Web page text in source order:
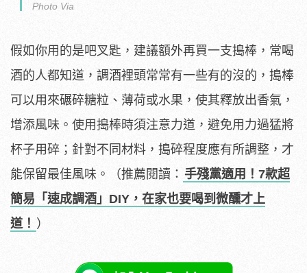
Photo Via
假如你用的是吧叉匙，建議額外再買一支搗棒，常喝
酒的人都知道，調酒裡頭常常有一些有的沒的，搗棒
可以用來碾碎糖粒、薄荷或水果，使其釋放出香氣，
增添風味。使用搗棒時須注意力道，避免用力過猛將
杯子用碎；針對不同材料，搗碎程度應有所調整，才
能保留最佳風味。（推薦閱讀： 手殘黨適用！7款超
簡易「速成調酒」DIY，在家也要喝到微醺才上
道！ ）